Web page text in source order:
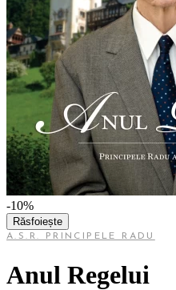
-10%
Răsfoiește
A.S.R. PRINCIPELE RADU
Anul Regelui